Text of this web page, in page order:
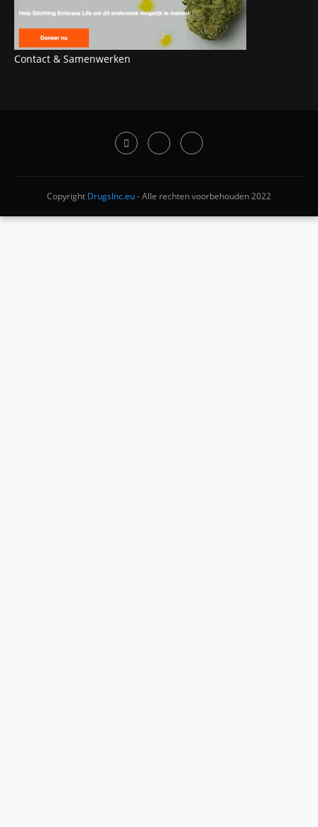
Contact & Samenwerken
Copyright DrugsInc.eu- Alle rechten voorbehouden 2022